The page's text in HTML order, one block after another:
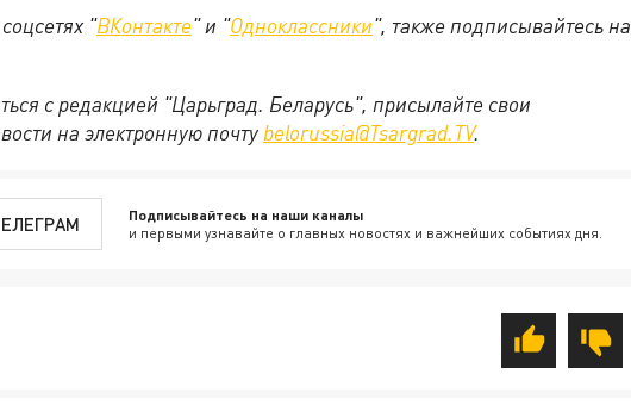
"ВКонтакте" и "Одноклассники", также подписывайтесь на
с редакцией "Царьград. Беларусь", присылайте свои
на электронную почту belorussia@Tsargrad.TV.
Подписывайтесь на наши каналы
и первыми узнавайте о главных новостях и важнейших событиях дня.